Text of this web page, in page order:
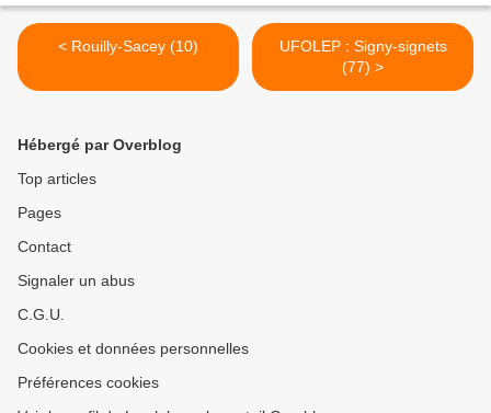
< Rouilly-Sacey (10)
UFOLEP : Signy-signets
(77) >
Hébergé par Overblog
Top articles
Pages
Contact
Signaler un abus
C.G.U.
Cookies et données personnelles
Préférences cookies